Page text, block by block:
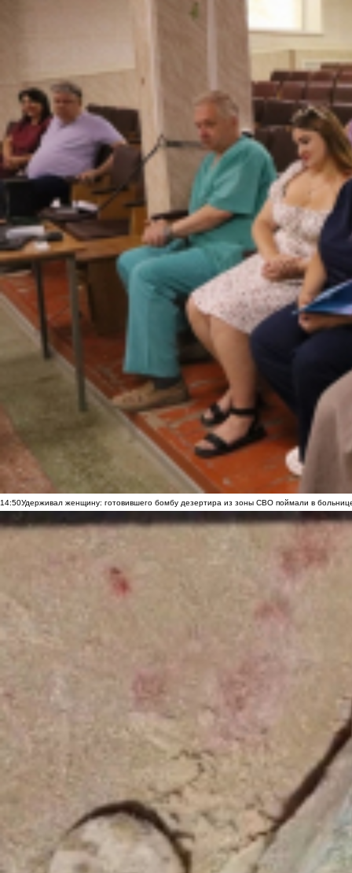
14:50Удерживал женщину: готовившего бомбу дезертира из зоны СВО поймали в